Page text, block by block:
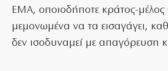
ΕΜΑ, οποιοδήποτε κράτος-
μεμονωμένα να τα εισαγάγει,
δεν ισοδυναμεί με απαγόρευση